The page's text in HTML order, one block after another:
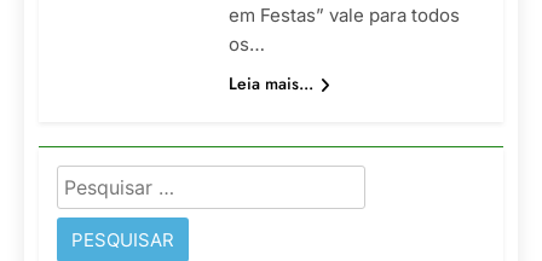
em Festas” vale para todos
os…
Leia mais...
Pesquisar
por: